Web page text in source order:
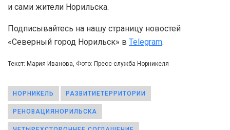
и сами жители Норильска.
Подписывайтесь на нашу страницу новостей
«Северный город Норильск» в Telegram.
Текст: Мария Иванова, Фото: Пресс-служба Норникеля
НОРНИКЕЛЬ РАЗВИТИЕТЕРРИТОРИИ
РЕНОВАЦИЯНОРИЛЬСКА